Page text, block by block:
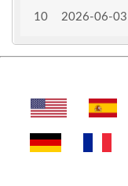
10 2026-06-03